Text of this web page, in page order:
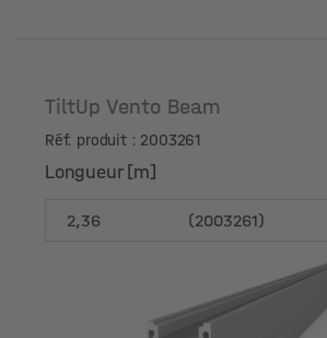
TiltUp Vento Beam
Réf. produit : 2003261
Longueur [m]